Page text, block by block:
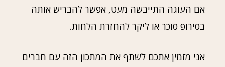
אם העוגה התייבשה מעט, אפשר להבריש אותה
בסירופ סוכר או ליקר להחזרת הלחות.
אני מזמין אתכם לשתף את המתכון הזה עם חברים